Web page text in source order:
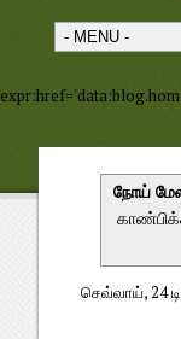
நோய்
செவ்வாய், 24